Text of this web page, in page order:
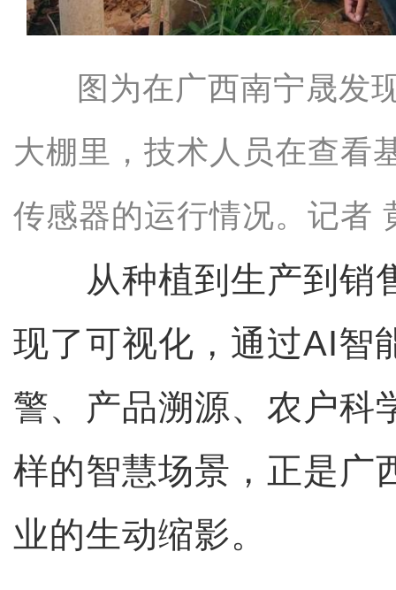
图为在广西南宁晟发
大棚里，技术人员在查看
传感器的运行情况。记者
从种植到生产到销
现了可视化，通过AI智
警、产品溯源、农户科
样的智慧场景，正是广
业的生动缩影。